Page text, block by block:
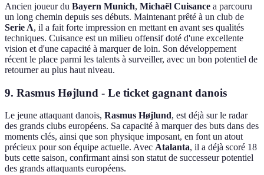
Ancien joueur du Bayern Munich, Michaël Cuisance a parcouru
un long chemin depuis ses débuts. Maintenant prêté à un club de
Serie A, il a fait forte impression en mettant en avant ses qualités
techniques. Cuisance est un milieu offensif doté d'une excellente
vision et d'une capacité à marquer de loin. Son développement
récent le place parmi les talents à surveiller, avec un bon potentiel de
retourner au plus haut niveau.
9. Rasmus Højlund - Le ticket gagnant danois
Le jeune attaquant danois, Rasmus Højlund, est déjà sur le radar
des grands clubs européens. Sa capacité à marquer des buts dans des
moments clés, ainsi que son physique imposant, en font un atout
précieux pour son équipe actuelle. Avec Atalanta, il a déjà scoré 18
buts cette saison, confirmant ainsi son statut de successeur potentiel
des grands attaquants européens.